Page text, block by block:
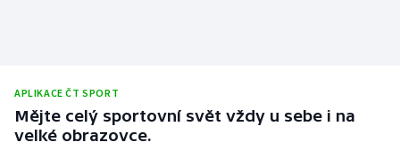
APLIKACE ČT SPORT
Mějte celý sportovní svět vždy u sebe i na
velké obrazovce.